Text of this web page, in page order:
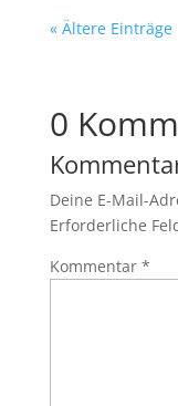
« Ältere Einträge
0
Deine E-Mail-
Erforderliche
Kommentar *